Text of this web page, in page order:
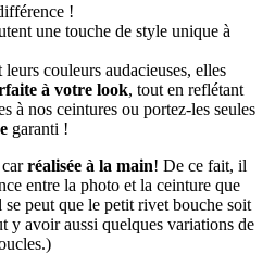
!
une touche de style unique à
couleurs audacieuses, elles
à votre look, tout en reflétant
à nos ceintures ou portez-les seules
garanti !
réalisée à la main! De ce fait, il
entre la photo et la ceinture que
peut que le petit rivet bouche soit
y avoir aussi quelques variations de